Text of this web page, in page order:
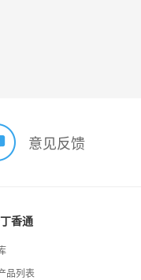
意见反馈
香通
品列表